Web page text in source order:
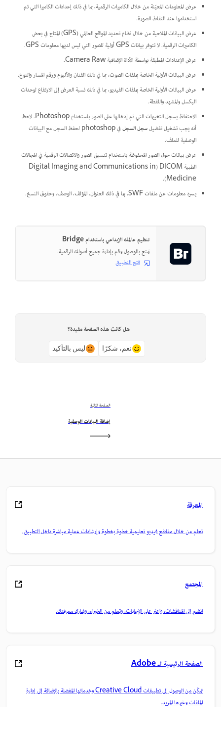
عرض المعلومات المعيّنة من خلال الكاميرات الرقمية، بما في ذلك إعدادات الكاميرا التي تم
استخدامها عند التقاط الصورة.
عرض البيانات الملاحية من خلال نظام تحديد المواقع العالمي (GPS) المتاح في بعض
الكاميرات الرقمية. ‏‫لا تتوفر بيانات GPS أولية للصور التي ليس لديها معلومات GPS.‬
عرض الإعدادات المطبقة بواسطة الأداة الإضافية Camera Raw.
عرض البيانات الأولية الخاصة بملفات الصوت، بما في ذلك الفنان والألبوم ورقم المسار والنوع.
عرض البيانات الأولية الخاصة بملفات الفيديو، بما في ذلك نسبة العرض إلى الارتفاع لوحدات
البكسل والمشهد واللقطة.
الاحتفاظ بسجل التغييرات التي تم إدخالها على الصور باستخدام Photoshop. لاحظ
أنه يجب تشغيل تفضيلسجل السجل
في photoshop لحفظ السجل مع البيانات
الوصفية للملف.
عرض بيانات حول الصور المحفوظة باستخدام تنسيق الصور والاتصالات الرقمية في المجالات
الطبية DICOM ‏(Digital Imaging and Communications in
Medicine).
يسرد معلومات عن ملفات SWF، بما في ذلك العنوان، المؤلف، الوصف، وحقوق النسخ.
تنظيم عالمك الإبداعي باستخدام Bridge
تمتع بالوصول وقم بإدارة جميع أصولك الرقمية.
فتح التطبيق
هل كانت هذه الصفحة مفيدة؟
نعم، شكرًا ليس بالتأكيد
الصفحة التالية
إضافة البيانات الوصفية
المعرفة
تعلم من خلال مقاطع فيديو تعليمية خطوة بخطوة وإرشادات عملية مباشرة داخل التطبيق.
المجتمع
انضم إلى المناقشات، واعثر على الإجابات، وتعلم من الخبراء، وشارك معرفتك.
الصفحة الرئيسية لـ Adobe
تمكّن من الوصول إلى تطبيقات Creative Cloud وخدماتها المفضلة بالإضافة إلى إدارة
الملفات وغيرها المزيد.